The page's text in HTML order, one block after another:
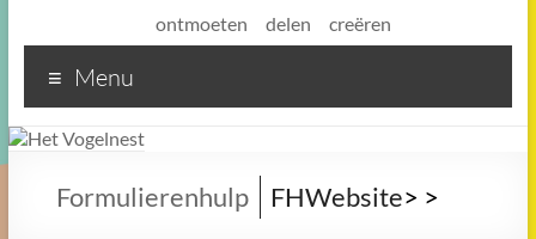
ontmoeten delen creëren
Het
Vogelnest
Sterke
Menu
>
Formulierenhulp >
FHWebsite